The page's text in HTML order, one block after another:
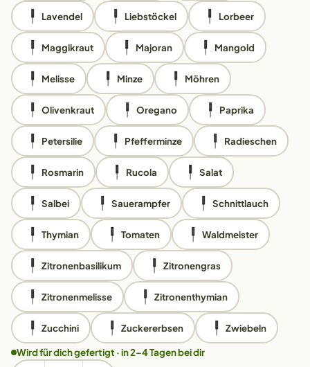
Lavendel Liebstöckel Lorbeer
Maggikraut Majoran Mangold
Melisse Minze Möhren
Olivenkraut Oregano Paprika
Petersilie Pfefferminze Radieschen
Rosmarin Rucola Salat
Salbei Sauerampfer Schnittlauch
Thymian Tomaten Waldmeister
Zitronenbasilikum Zitronengras
Zitronenmelisse Zitronenthymian
Zucchini Zuckererbsen Zwiebeln
Wird für dich gefertigt · in 2–4 Tagen bei dir